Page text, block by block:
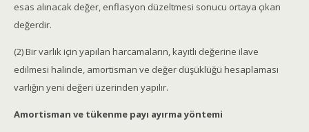
esas alınacak değer, enflasyon düzeltmesi sonucu ortaya çıkan
değerdir.
(2) Bir varlık için yapılan harcamaların, kayıtlı değerine ilave
edilmesi halinde, amortisman ve değer düşüklüğü hesaplaması
varlığın yeni değeri üzerinden yapılır.
Amortisman ve tükenme payı ayırma yöntemi